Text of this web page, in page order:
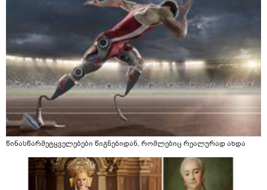
წინასწარმეტყველებები წიგნებიდან, რომლებიც რეალურად ახდა